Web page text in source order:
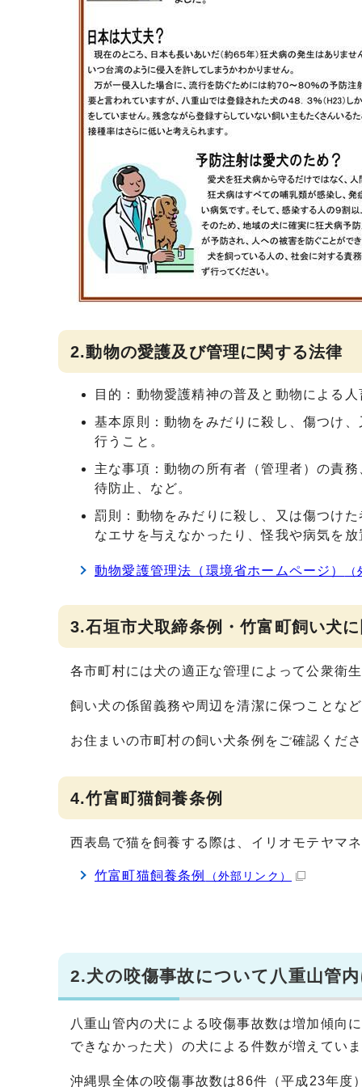
2.動物の愛護及び管理に関する法律
目的：動物愛護精神の普及と動物による
基本原則：動物をみだりに殺し、傷つけ
行うこと。
主な事項：動物の所有者（管理者）の責
待防止、など。
罰則：動物をみだりに殺し、又は傷つけ
なエサを与えなかったり、怪我や病気を
動物愛護管理法（環境省ホームページ）
3.石垣市犬取締条例・竹富町飼い犬
各市町村には犬の適正な管理によって公衆衛
飼い犬の係留義務や周辺を清潔に保つことな
お住まいの市町村の飼い犬条例をご確認くだ
4.竹富町猫飼養条例
西表島で猫を飼養する際は、イリオモテヤマ
竹富町猫飼養条例 （外部リンク）
2.犬の咬傷事故について八重山管
八重山管内の犬による咬傷事故数は増加傾向
できなかった犬）の犬による件数が増えてい
沖縄県全体の咬傷事故数は86件（平成23年度